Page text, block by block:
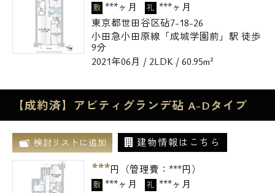
敷 ***ヶ月 礼 ***ヶ月
東京都世田谷区砧7-18-26
小田急小田原線「成城学園前」駅 徒歩
9分
2021年06月 / 2LDK / 60.95m²
【成約済】アビティグランデ砧 A-Dタイプ
検討リストに追加 建物情報はこちら
***円（管理費： ***円）
敷 ***ヶ月 礼 ***ヶ月